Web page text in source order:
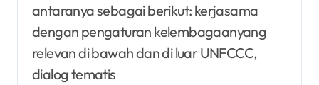
antaranya sebagai berikut: kerjasama
dengan pengaturan kelembagaanyang
relevan di bawah dan di luar UNFCCC,
dialog tematis